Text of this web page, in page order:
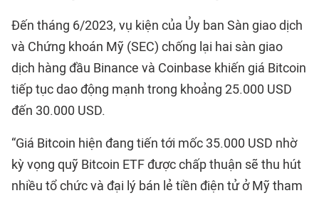
Đến tháng 6/2023, vụ kiện của Ủy ban Sàn giao dịch
và Chứng khoán Mỹ (SEC) chống lại hai sàn giao
dịch hàng đầu Binance và Coinbase khiến giá Bitcoin
tiếp tục dao động mạnh trong khoảng 25.000 USD
đến 30.000 USD.
“Giá Bitcoin hiện đang tiến tới mốc 35.000 USD nhờ
kỳ vọng quỹ Bitcoin ETF được chấp thuận sẽ thu hút
nhiều tổ chức và đại lý bán lẻ tiền điện tử ở Mỹ tham